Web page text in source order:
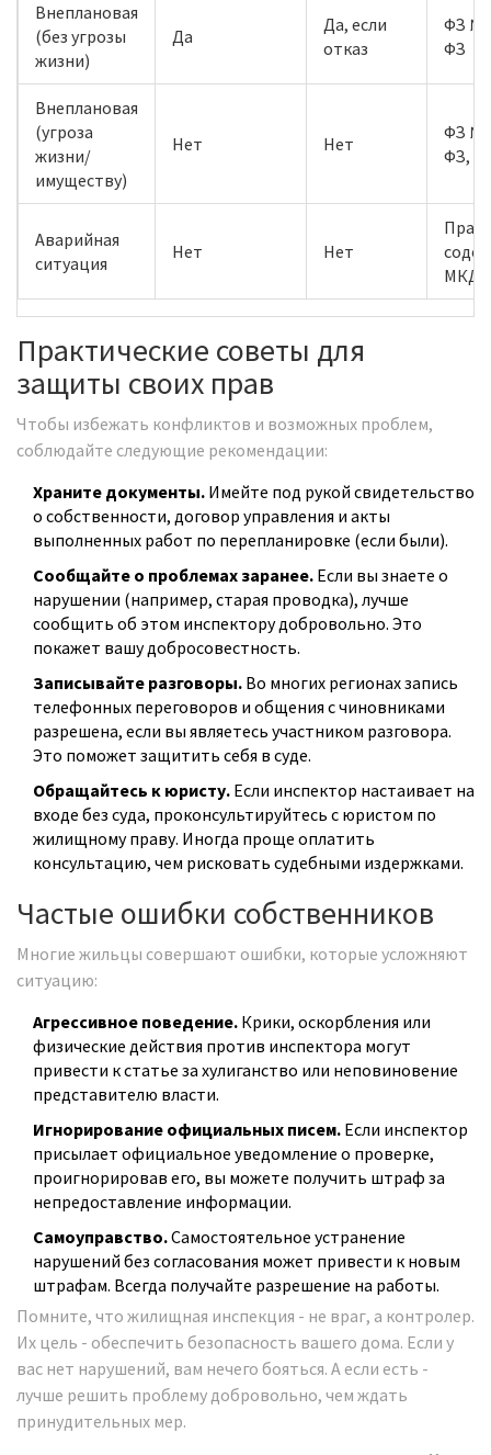
Внеплановая
(без угрозы
жизни)
Да
Да, если
отказ
ФЗ №
ФЗ
Внеплановая
(угроза
жизни/
имуществу)
Нет Нет
ФЗ №
ФЗ,
Аварийная
ситуация
Нет Нет
МКД
Практические советы для
защиты своих прав
Чтобы избежать конфликтов и возможных проблем,
соблюдайте следующие рекомендации:
Храните документы. Имейте под рукой свидетельство
о собственности, договор управления и акты
выполненных работ по перепланировке (если были).
Сообщайте о проблемах заранее. Если вы знаете о
нарушении (например, старая проводка), лучше
сообщить об этом инспектору добровольно. Это
покажет вашу добросовестность.
Записывайте разговоры. Во многих регионах запись
телефонных переговоров и общения с чиновниками
разрешена, если вы являетесь участником разговора.
Это поможет защитить себя в суде.
Обращайтесь к юристу. Если инспектор настаивает на
входе без суда, проконсультируйтесь с юристом по
жилищному праву. Иногда проще оплатить
консультацию, чем рисковать судебными издержками.
Частые ошибки собственников
Многие жильцы совершают ошибки, которые усложняют
ситуацию:
Агрессивное поведение. Крики, оскорбления или
физические действия против инспектора могут
привести к статье за хулиганство или неповиновение
представителю власти.
Игнорирование официальных писем. Если инспектор
присылает официальное уведомление о проверке,
проигнорировав его, вы можете получить штраф за
непредоставление информации.
Самоуправство.Самостоятельное устранение
нарушений без согласования может привести к новым
штрафам. Всегда получайте разрешение на работы.
Помните, что жилищная инспекция - не враг, а контролер.
Их цель - обеспечить безопасность вашего дома. Если у
вас нет нарушений, вам нечего бояться. А если есть -
лучше решить проблему добровольно, чем ждать
принудительных мер.